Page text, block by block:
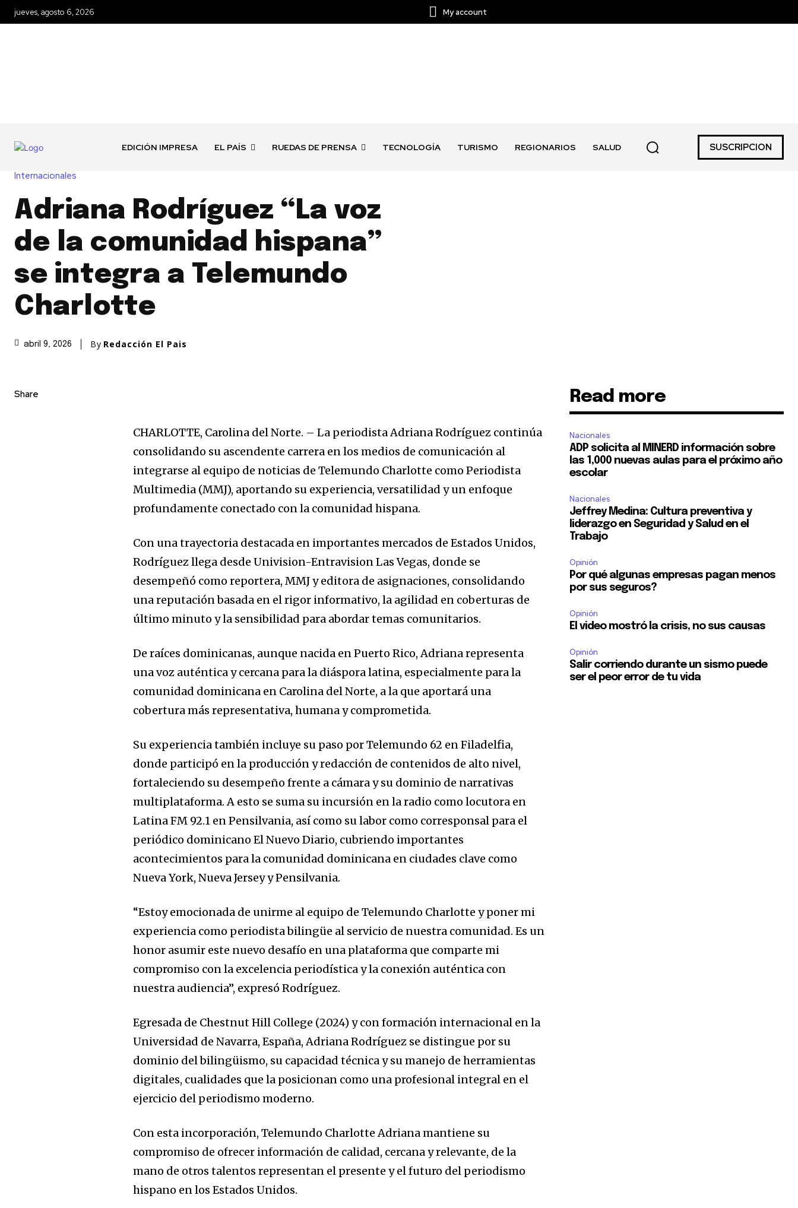
jueves, agosto 6, 2026 My account
EDICIÓN IMPRESA EL PAÍS RUEDAS DE PRENSA TECNOLOGÍA TURISMO REGIONARIOS SALUD SUSCRIPCION
Internacionales
Adriana Rodríguez “La voz
de la comunidad hispana”
se integra a Telemundo
Charlotte
abril 9, 2026 By Redacción El Pais
Share
CHARLOTTE, Carolina del Norte. – La periodista Adriana Rodríguez continúa
consolidando su ascendente carrera en los medios de comunicación al
integrarse al equipo de noticias de Telemundo Charlotte como Periodista
Multimedia (MMJ), aportando su experiencia, versatilidad y un enfoque
profundamente conectado con la comunidad hispana.
Con una trayectoria destacada en importantes mercados de Estados Unidos,
Rodríguez llega desde Univision-Entravision Las Vegas, donde se
desempeñó como reportera, MMJ y editora de asignaciones, consolidando
una reputación basada en el rigor informativo, la agilidad en coberturas de
último minuto y la sensibilidad para abordar temas comunitarios.
De raíces dominicanas, aunque nacida en Puerto Rico, Adriana representa
una voz auténtica y cercana para la diáspora latina, especialmente para la
comunidad dominicana en Carolina del Norte, a la que aportará una
cobertura más representativa, humana y comprometida.
Su experiencia también incluye su paso por Telemundo 62 en Filadelfia,
donde participó en la producción y redacción de contenidos de alto nivel,
fortaleciendo su desempeño frente a cámara y su dominio de narrativas
multiplataforma. A esto se suma su incursión en la radio como locutora en
Latina FM 92.1 en Pensilvania, así como su labor como corresponsal para el
periódico dominicano El Nuevo Diario, cubriendo importantes
acontecimientos para la comunidad dominicana en ciudades clave como
Nueva York, Nueva Jersey y Pensilvania.
“Estoy emocionada de unirme al equipo de Telemundo Charlotte y poner mi
experiencia como periodista bilingüe al servicio de nuestra comunidad. Es un
honor asumir este nuevo desafío en una plataforma que comparte mi
compromiso con la excelencia periodística y la conexión auténtica con
nuestra audiencia”, expresó Rodríguez.
Egresada de Chestnut Hill College (2024) y con formación internacional en la
Universidad de Navarra, España, Adriana Rodríguez se distingue por su
dominio del bilingüismo, su capacidad técnica y su manejo de herramientas
digitales, cualidades que la posicionan como una profesional integral en el
ejercicio del periodismo moderno.
Con esta incorporación, Telemundo Charlotte Adriana mantiene su
compromiso de ofrecer información de calidad, cercana y relevante, de la
mano de otros talentos representan el presente y el futuro del periodismo
hispano en los Estados Unidos.
Read more
Nacionales
ADP solicita al MINERD información sobre
las 1,000 nuevas aulas para el próximo año
escolar
Nacionales
Jeffrey Medina: Cultura preventiva y
liderazgo en Seguridad y Salud en el
Trabajo
Opinión
Por qué algunas empresas pagan menos
por sus seguros?
Opinión
El video mostró la crisis, no sus causas
Opinión
Salir corriendo durante un sismo puede
ser el peor error de tu vida